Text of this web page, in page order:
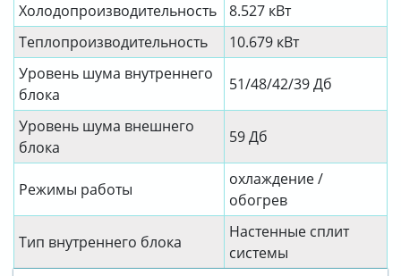
Холодопроизводительность
8.527 кВт
Теплопроизводительность
10.679 кВт
Уровень шума внутреннего
блока
51/48/42/39 Дб
Уровень шума внешнего
блока
59 Дб
Режимы работы
охлаждение /
обогрев
Тип внутреннего блока
Настенные сплит
системы